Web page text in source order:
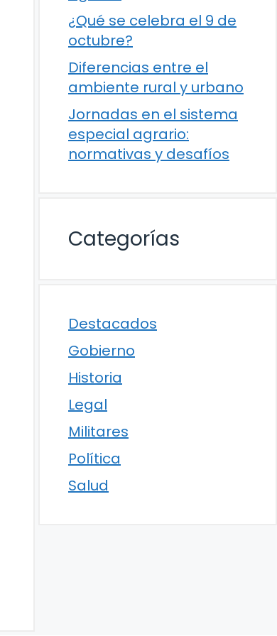
¿Qué se celebra el 9 de
octubre?
Diferencias entre el
ambiente rural y urbano
Jornadas en el sistema
especial agrario:
normativas y desafíos
Categorías
Destacados
Gobierno
Historia
Legal
Militares
Política
Salud